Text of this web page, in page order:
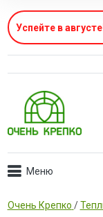
Успейте в августе
Очень Крепко /